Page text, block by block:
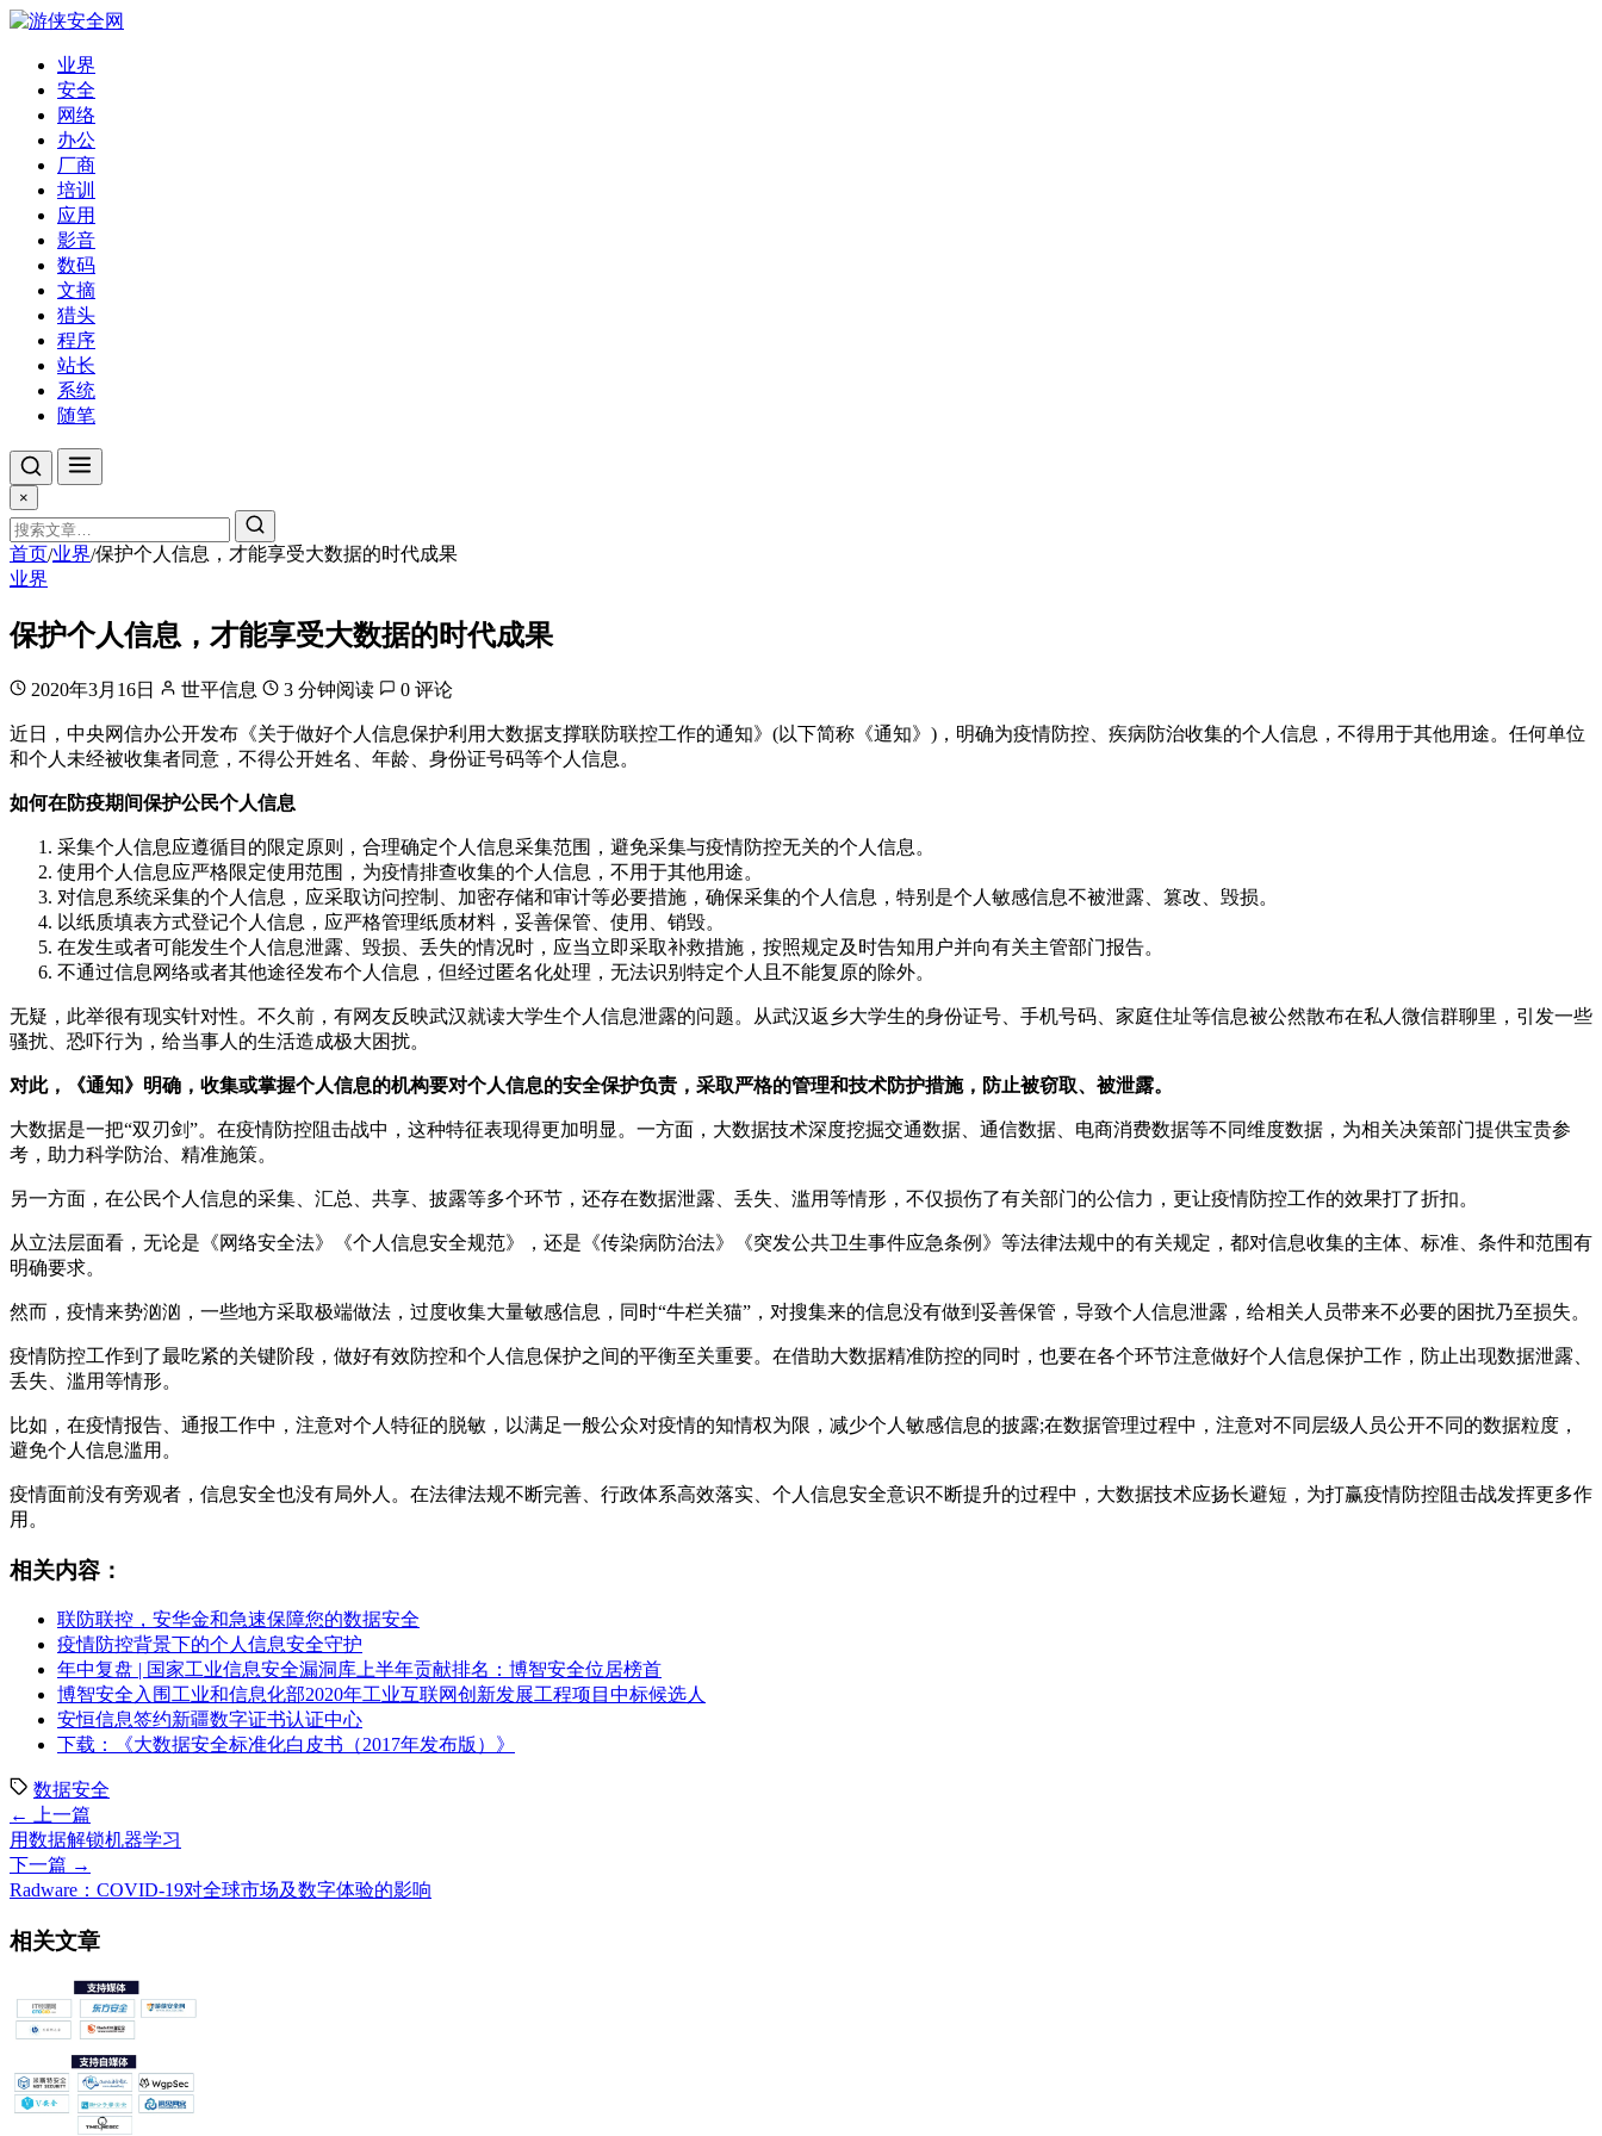
业界
安全
网络
办公
厂商
培训
应用
影音
数码
文摘
猎头
程序
站长
系统
随笔
×
首页/业界/保护个人信息，才能享受大数据的时代成果
业界
保护个人信息，才能享受大数据的时代成果
2020年3月16日 世平信息 3 分钟阅读 0 评论
近日，中央网信办公开发布《关于做好个人信息保护利用大数据支撑联防联控工作的通知》(以下简称《通知》)，明确为疫情防控、疾病防治收集的个人信息，不得用于其他用途。任何单位
和个人未经被收集者同意，不得公开姓名、年龄、身份证号码等个人信息。
如何在防疫期间保护公民个人信息
采集个人信息应遵循目的限定原则，合理确定个人信息采集范围，避免采集与疫情防控无关的个人信息。
使用个人信息应严格限定使用范围，为疫情排查收集的个人信息，不用于其他用途。
对信息系统采集的个人信息，应采取访问控制、加密存储和审计等必要措施，确保采集的个人信息，特别是个人敏感信息不被泄露、篡改、毁损。
以纸质填表方式登记个人信息，应严格管理纸质材料，妥善保管、使用、销毁。
在发生或者可能发生个人信息泄露、毁损、丢失的情况时，应当立即采取补救措施，按照规定及时告知用户并向有关主管部门报告。
不通过信息网络或者其他途径发布个人信息，但经过匿名化处理，无法识别特定个人且不能复原的除外。
无疑，此举很有现实针对性。不久前，有网友反映武汉就读大学生个人信息泄露的问题。从武汉返乡大学生的身份证号、手机号码、家庭住址等信息被公然散布在私人微信群聊里，引发一些
骚扰、恐吓行为，给当事人的生活造成极大困扰。
对此，《通知》明确，收集或掌握个人信息的机构要对个人信息的安全保护负责，采取严格的管理和技术防护措施，防止被窃取、被泄露。
大数据是一把“双刃剑”。在疫情防控阻击战中，这种特征表现得更加明显。一方面，大数据技术深度挖掘交通数据、通信数据、电商消费数据等不同维度数据，为相关决策部门提供宝贵参
考，助力科学防治、精准施策。
另一方面，在公民个人信息的采集、汇总、共享、披露等多个环节，还存在数据泄露、丢失、滥用等情形，不仅损伤了有关部门的公信力，更让疫情防控工作的效果打了折扣。
从立法层面看，无论是《网络安全法》《个人信息安全规范》，还是《传染病防治法》《突发公共卫生事件应急条例》等法律法规中的有关规定，都对信息收集的主体、标准、条件和范围有
明确要求。
然而，疫情来势汹汹，一些地方采取极端做法，过度收集大量敏感信息，同时“牛栏关猫”，对搜集来的信息没有做到妥善保管，导致个人信息泄露，给相关人员带来不必要的困扰乃至损失。
疫情防控工作到了最吃紧的关键阶段，做好有效防控和个人信息保护之间的平衡至关重要。在借助大数据精准防控的同时，也要在各个环节注意做好个人信息保护工作，防止出现数据泄露、
丢失、滥用等情形。
比如，在疫情报告、通报工作中，注意对个人特征的脱敏，以满足一般公众对疫情的知情权为限，减少个人敏感信息的披露;在数据管理过程中，注意对不同层级人员公开不同的数据粒度，
避免个人信息滥用。
疫情面前没有旁观者，信息安全也没有局外人。在法律法规不断完善、行政体系高效落实、个人信息安全意识不断提升的过程中，大数据技术应扬长避短，为打赢疫情防控阻击战发挥更多作
用。
相关内容：
联防联控，安华金和急速保障您的数据安全
疫情防控背景下的个人信息安全守护
年中复盘 | 国家工业信息安全漏洞库上半年贡献排名：博智安全位居榜首
博智安全入围工业和信息化部2020年工业互联网创新发展工程项目中标候选人
安恒信息签约新疆数字证书认证中心
下载：《大数据安全标准化白皮书（2017年发布版）》
数据安全
← 上一篇
用数据解锁机器学习
下一篇 →
Radware：COVID-19对全球市场及数字体验的影响
相关文章